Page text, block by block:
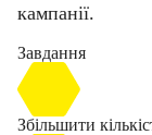
кампанії.
Завдання
Збільшити